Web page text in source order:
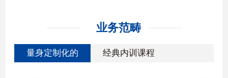
业务范畴
量身定制化的 经典内训课程